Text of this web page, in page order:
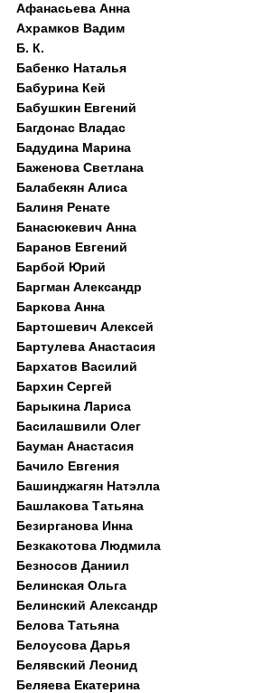
Афанасьева Анна
Ахрамков Вадим
Б. К.
Бабенко Наталья
Бабурина Кей
Бабушкин Евгений
Багдонас Владас
Бадудина Марина
Баженова Светлана
Балабекян Алиса
Балиня Ренате
Банасюкевич Анна
Баранов Евгений
Барбой Юрий
Баргман Александр
Баркова Анна
Бартошевич Алексей
Бартулева Анастасия
Бархатов Василий
Бархин Сергей
Барыкина Лариса
Басилашвили Олег
Бауман Анастасия
Бачило Евгения
Башинджагян Натэлла
Башлакова Татьяна
Безирганова Инна
Безкакотова Людмила
Безносов Даниил
Белинская Ольга
Белинский Александр
Белова Татьяна
Белоусова Дарья
Белявский Леонид
Беляева Екатерина